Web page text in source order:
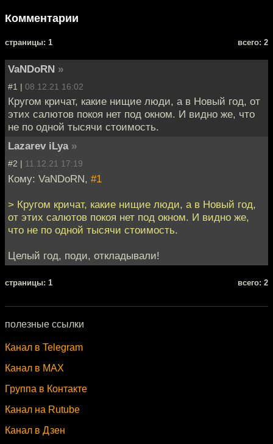
Комментарии
cтраницы: 1 всего: 2
VaNDoRN »
#1 | 08.12.21 16:02
Кругом кричат, какие нищие люди, а в Новый год, от
этих салютов покоя нет под окном. И видно же, что
не по одной тысячи стоимость.
Lazarev iLya »
#2 | 11.12.21 17:19
Кому: VaNDoRN, #1
> Кругом кричат, какие нищие люди, а в Новый год,
от этих салютов покоя нет под окном. И видно же,
что не по одной тысячи стоимость.
Целый год, поди, откладывали!
cтраницы: 1 всего: 2
полезные ссылки
Канал в Telegram
Канал в MAX
Группа в Контакте
Канал на Rutube
Канал в Дзен